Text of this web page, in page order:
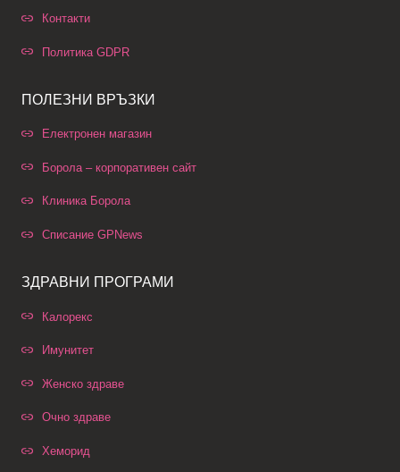
Контакти
Политика GDPR
ПОЛЕЗНИ ВРЪЗКИ
Електронен магазин
Борола – корпоративен сайт
Клиника Борола
Списание GPNews
ЗДРАВНИ ПРОГРАМИ
Калорекс
Имунитет
Женско здраве
Очно здраве
Хеморид